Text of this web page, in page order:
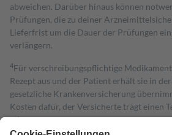
abweichen. Darüber hinaus können
Prüfungen, die zu deiner
Lieferfrist um die Dauer der Prüfungen
verlängern.
4Für verschreibungspflichtige
Rezept aus und der Patient erhält sie in
gesetzliche Krankenversicherung
Kosten dafür, der Versicherte trägt einen
mit.
Grundsätzlich leisten Mitglieder